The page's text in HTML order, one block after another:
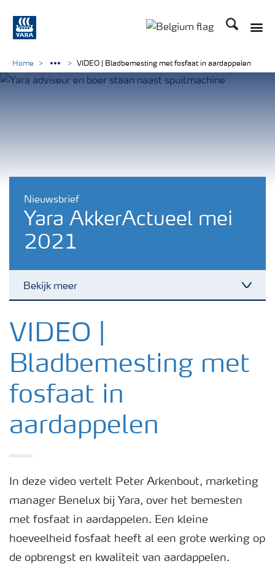
Zoek op
Nieuwsbrief
Yara AkkerActueel mei
2021
Bekijk meer
Nieuwsbrieven
Gewassen
Meststoffen
Grow the future
Meststoffen veiligheid
Podcasts
Home VIDEO | Bladbemesting met fosfaat in aardappelen
VIDEO |
Bladbemesting met
fosfaat in
aardappelen
In deze video vertelt Peter Arkenbout, marketing
manager Benelux bij Yara, over het bemesten
met fosfaat in aardappelen. Een kleine
hoeveelheid fosfaat heeft al een grote werking op
de opbrengst en kwaliteit van aardappelen.